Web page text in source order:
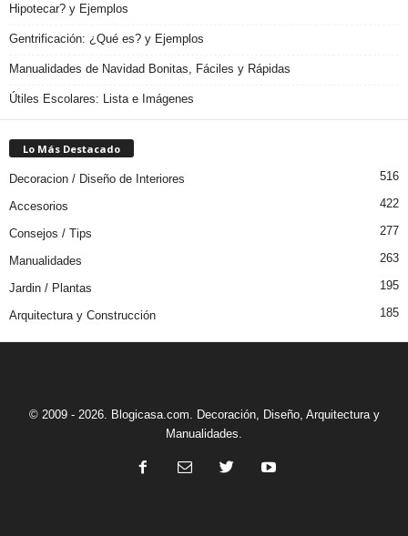
Hipotecar? y Ejemplos
Gentrificación: ¿Qué es? y Ejemplos
Manualidades de Navidad Bonitas, Fáciles y Rápidas
Útiles Escolares: Lista e Imágenes
Lo Más Destacado
Decoracion / Diseño de Interiores 516
Accesorios 422
Consejos / Tips 277
Manualidades 263
Jardin / Plantas 195
Arquitectura y Construcción 185
© 2009 - 2026. Blogicasa.com. Decoración, Diseño, Arquitectura y
Manualidades.